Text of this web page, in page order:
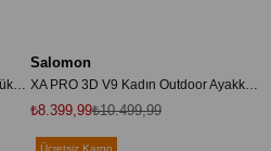
Salomon
₺8.399,99₺10.499,99
Ücretsiz Kargo